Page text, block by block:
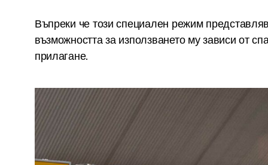
Въпреки че този специален режим
възможността за използването му зависи от
прилагане.